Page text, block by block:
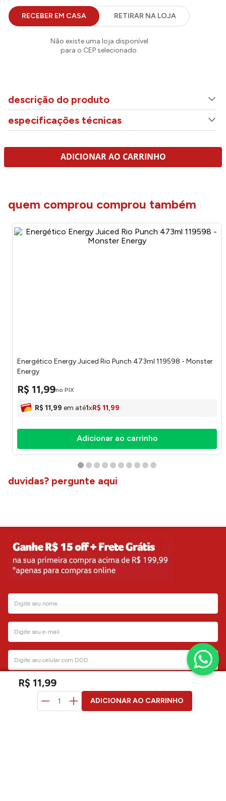
R$ 11,99
ADICIONAR AO CARRINHO
descrição do produto
ADICIONAR AO CARRINHO
Energético Energy Juiced Rio Punch 473ml 119598 - Monster
R$ 11 ,99no PIX
R$11,99em até1xR$11,99
Adicionar ao carrinho
duvidas? pergunte aqui